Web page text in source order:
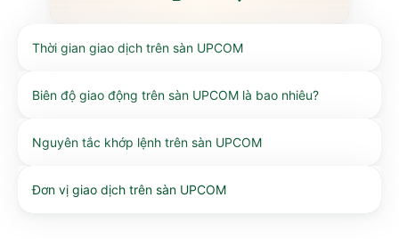
Thời gian giao dịch trên sàn UPCOM
Biên độ giao động trên sàn UPCOM là bao nhiêu?
Nguyên tắc khớp lệnh trên sàn UPCOM
Đơn vị giao dịch trên sàn UPCOM